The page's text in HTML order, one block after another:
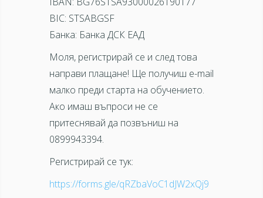
BIC: STSABGSF
Банка: Банка ДСК ЕАД
Моля, регистрирай се и след това
направи плащане! Ще получиш e-mail
малко преди старта на обучението.
Ако имаш въпроси не се
притеснявай да позвъниш на
0899943394.
Регистрирай се тук:
https://forms.gle/qRZbaVoC1dJW2xQj9